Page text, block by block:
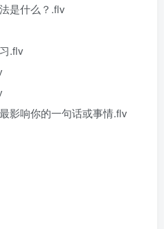
是什么？.flv
.flv
影响你的一句话或事情.flv